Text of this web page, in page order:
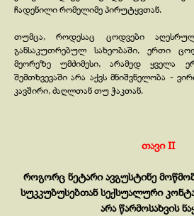
ჩადენილი რომელიმე პირუტყვთან.
თუმცა, როდესაც ცოდვები
განსაკუთრებულ სახეობაში, ერთი
მეორეზე უმძიმესი, არამედ ყველა
შემთხვევაში არა აქვს მნიშვნელობა -
კავშირი, ძაღლთან თუ ჭაკთან.
თავი II
როგორც ნეტარი ავგუსტინე
სუკკუბუსებთან სექსუალური
არა წარმოსახვის